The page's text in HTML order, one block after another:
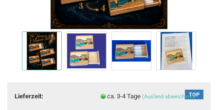
TOP
Lieferzeit: ca. 3-4 Tage (Ausland abweichend)